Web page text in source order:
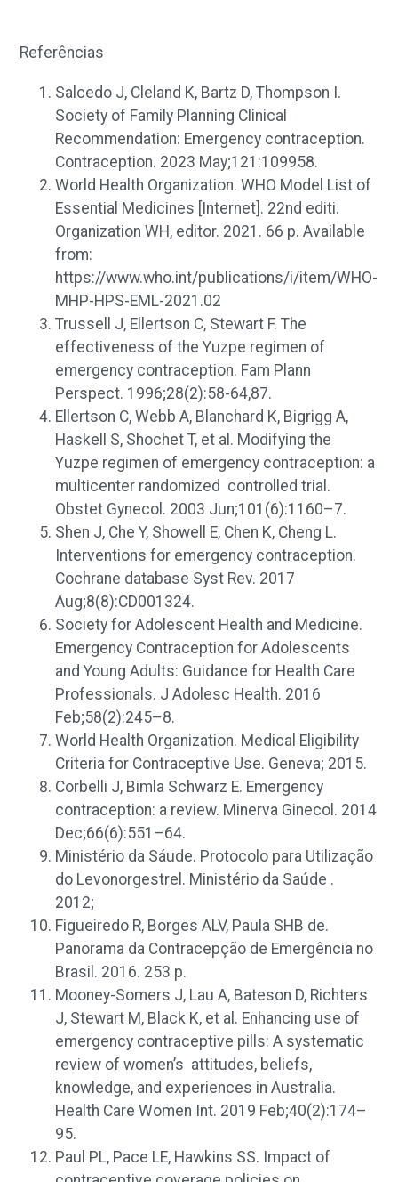
Referências
Salcedo J, Cleland K, Bartz D, Thompson I.
Society of Family Planning Clinical
Recommendation: Emergency contraception.
Contraception. 2023 May;121:109958.
World Health Organization. WHO Model List of
Essential Medicines [Internet]. 22nd editi.
Organization WH, editor. 2021. 66 p. Available
from:
https://www.who.int/publications/i/item/WHO-
MHP-HPS-EML-2021.02
Trussell J, Ellertson C, Stewart F. The
effectiveness of the Yuzpe regimen of
emergency contraception. Fam Plann
Perspect. 1996;28(2):58-64,87.
Ellertson C, Webb A, Blanchard K, Bigrigg A,
Haskell S, Shochet T, et al. Modifying the
Yuzpe regimen of emergency contraception: a
multicenter randomized controlled trial.
Obstet Gynecol. 2003 Jun;101(6):1160–7.
Shen J, Che Y, Showell E, Chen K, Cheng L.
Interventions for emergency contraception.
Cochrane database Syst Rev. 2017
Aug;8(8):CD001324.
Society for Adolescent Health and Medicine.
Emergency Contraception for Adolescents
and Young Adults: Guidance for Health Care
Professionals. J Adolesc Health. 2016
Feb;58(2):245–8.
World Health Organization. Medical Eligibility
Criteria for Contraceptive Use. Geneva; 2015.
Corbelli J, Bimla Schwarz E. Emergency
contraception: a review. Minerva Ginecol. 2014
Dec;66(6):551–64.
Ministério da Sáude. Protocolo para Utilização
do Levonorgestrel. Ministério da Saúde .
2012;
Figueiredo R, Borges ALV, Paula SHB de.
Panorama da Contracepção de Emergência no
Brasil. 2016. 253 p.
Mooney-Somers J, Lau A, Bateson D, Richters
J, Stewart M, Black K, et al. Enhancing use of
emergency contraceptive pills: A systematic
review of women’s attitudes, beliefs,
knowledge, and experiences in Australia.
Health Care Women Int. 2019 Feb;40(2):174–
95.
Paul PL, Pace LE, Hawkins SS. Impact of